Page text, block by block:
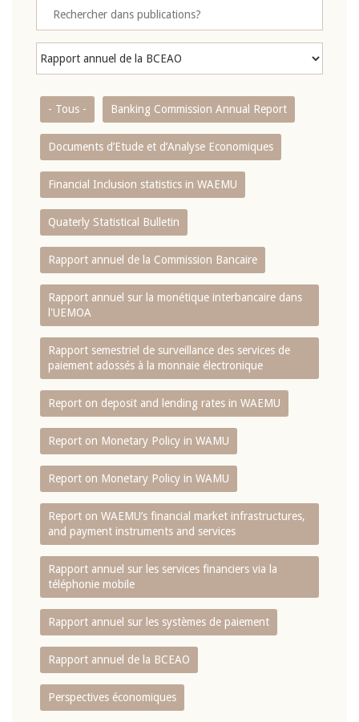
- Tous - Banking Commission Annual Report
Documents d’Etude et d’Analyse Economiques
Financial Inclusion statistics in WAEMU
Quaterly Statistical Bulletin
Rapport annuel de la Commission Bancaire
Rapport annuel sur la monétique interbancaire dans
l'UEMOA
Rapport semestriel de surveillance des services de
paiement adossés à la monnaie électronique
Report on deposit and lending rates in WAEMU
Report on Monetary Policy in WAMU
Report on Monetary Policy in WAMU
Report on WAEMU’s financial market infrastructures,
and payment instruments and services
Rapport annuel sur les services financiers via la
téléphonie mobile
Rapport annuel sur les systèmes de paiement
Rapport annuel de la BCEAO
Perspectives économiques